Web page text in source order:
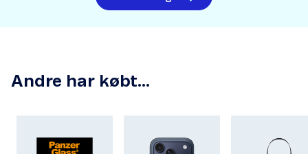
Andre har købt...